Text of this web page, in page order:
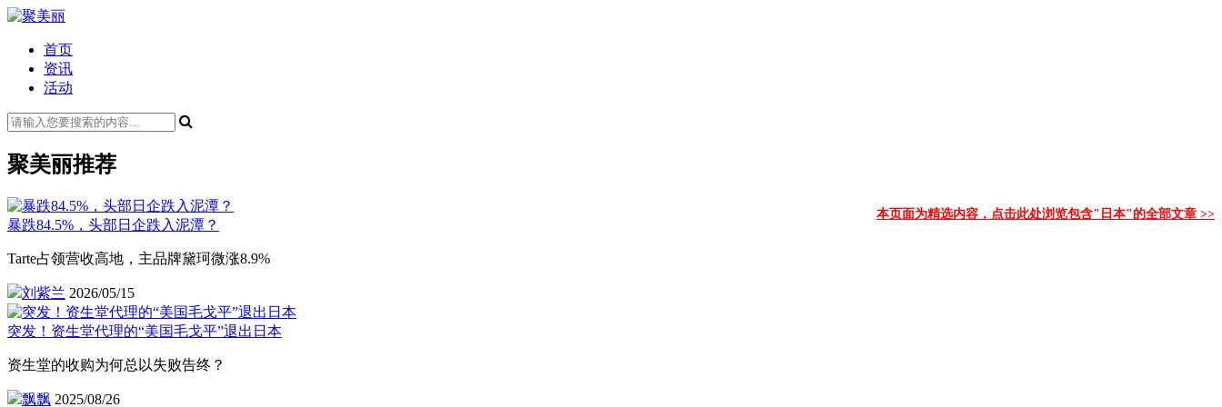
首页
资讯
活动
聚美丽推荐
本页面为精选内容，点击此处浏览包含"日本"的全部文章 >>
暴跌84.5%，头部日企跌入泥潭？
Tarte占领营收高地，主品牌黛珂微涨8.9%
刘紫兰 2026/05/15
突发！资生堂代理的“美国毛戈平”退出日本
资生堂的收购为何总以失败告终？
飘飘 2025/08/26